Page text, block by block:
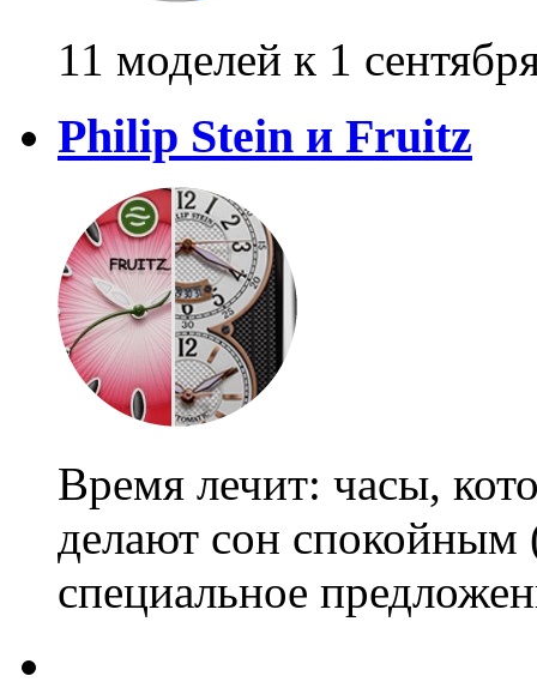
11 моделей к 1
Philip Stein и Fruitz
Время лечит: часы,
делают сон
специальное